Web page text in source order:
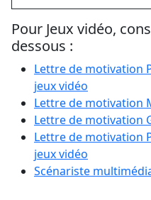
Pour Jeux vidéo,
dessous :
Lettre de motivation
jeux vidéo
Lettre de motivation
Lettre de motivation
Lettre de motivation
jeux vidéo
Scénariste